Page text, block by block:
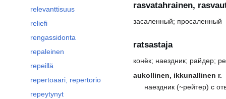
relevanttisuus
reliefi
rengassidonta
repaleinen
repeillä
repertoaari, repertorio
repeytynyt
rasvatahrainen,
засаленный; просаленный
ratsastaja
конёк; наездник; райдер;
aukollinen, ikkunallinen r.
наездник (~рейтер) с